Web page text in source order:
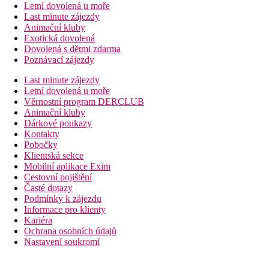
Letní dovolená u moře
Last minute zájezdy
Animační kluby
Exotická dovolená
Dovolená s dětmi zdarma
Poznávací zájezdy
Last minute zájezdy
Letní dovolená u moře
Věrnostní program DERCLUB
Animační kluby
Dárkové poukazy
Kontakty
Pobočky
Klientská sekce
Mobilní aplikace Exim
Cestovní pojištění
Časté dotazy
Podmínky k zájezdu
Informace pro klienty
Kariéra
Ochrana osobních údajů
Nastavení soukromí